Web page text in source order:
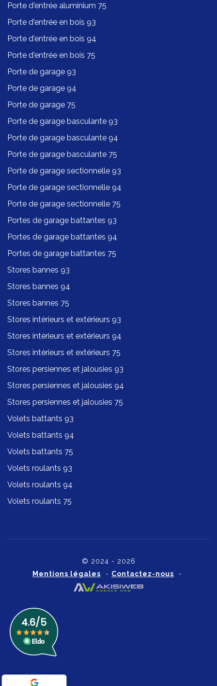
Porte d'entrée aluminium 75
Porte d'entrée en bois 93
Porte d'entrée en bois 94
Porte d'entrée en bois 75
Porte de garage 93
Porte de garage 94
Porte de garage 75
Porte de garage basculante 93
Porte de garage basculante 94
Porte de garage basculante 75
Porte de garage sectionnelle 93
Porte de garage sectionnelle 94
Porte de garage sectionnelle 75
Portes de garage battantes 93
Portes de garage battantes 94
Portes de garage battantes 75
Stores bannes 93
Stores bannes 94
Stores bannes 75
Stores intérieurs et extérieurs 93
Stores intérieurs et extérieurs 94
Stores intérieurs et extérieurs 75
Stores persiennes et jalousies 93
Stores persiennes et jalousies 94
Stores persiennes et jalousies 75
Volets battants 93
Volets battants 94
Volets battants 75
Volets roulants 93
Volets roulants 94
Volets roulants 75
© 2024 - 2026
Mentions légales - Contactez-nous -